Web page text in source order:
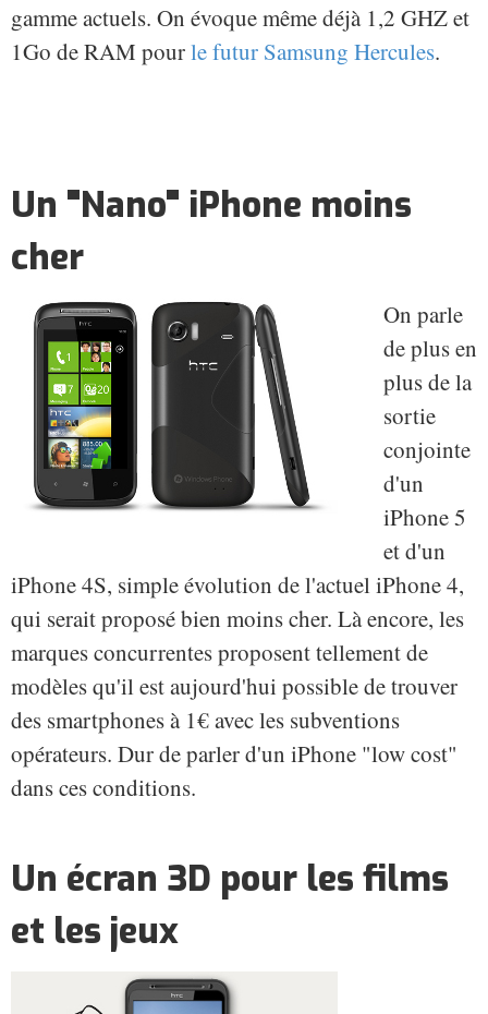
gamme actuels. On évoque même déjà 1,2 GHZ et
1Go de RAM pourle futur Samsung Hercules.
Un "Nano" iPhone moins
cher
On parle
de plus en
plus de la
sortie
conjointe
d'un
iPhone 5
et d'un
iPhone 4S, simple évolution de l'actuel iPhone 4,
qui serait proposé bien moins cher. Là encore, les
marques concurrentes proposent tellement de
modèles qu'il est aujourd'hui possible de trouver
des smartphones à 1€ avec les subventions
opérateurs. Dur de parler d'un iPhone "low cost"
dans ces conditions.
Un écran 3D pour les films
et les jeux